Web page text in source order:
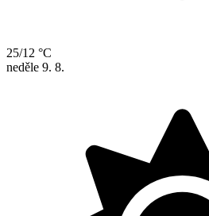
25/12 °C
neděle 9. 8.